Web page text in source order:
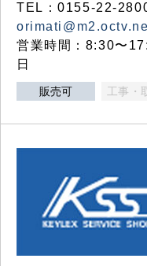
TEL：0155-22-
営業時間：8:30〜
日
販売可 工事・